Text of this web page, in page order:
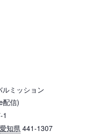
ルミッション
配信)
1
愛知県 441-1307